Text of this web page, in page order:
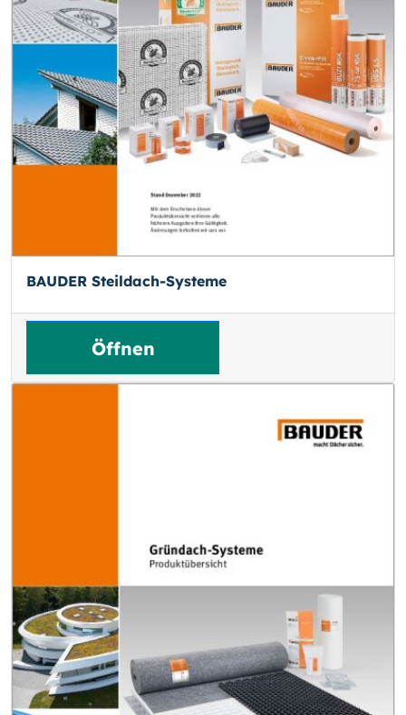
BAUDER Steildach-Systeme
Öffnen